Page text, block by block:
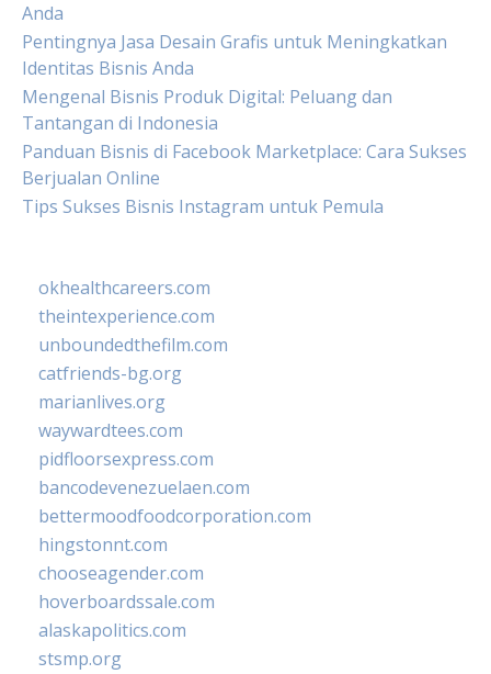
Anda
Pentingnya Jasa Desain Grafis untuk Meningkatkan
Identitas Bisnis Anda
Mengenal Bisnis Produk Digital: Peluang dan
Tantangan di Indonesia
Panduan Bisnis di Facebook Marketplace: Cara Sukses
Berjualan Online
Tips Sukses Bisnis Instagram untuk Pemula
okhealthcareers.com
theintexperience.com
unboundedthefilm.com
catfriends-bg.org
marianlives.org
waywardtees.com
pidfloorsexpress.com
bancodevenezuelaen.com
bettermoodfoodcorporation.com
hingstonnt.com
chooseagender.com
hoverboardssale.com
alaskapolitics.com
stsmp.org